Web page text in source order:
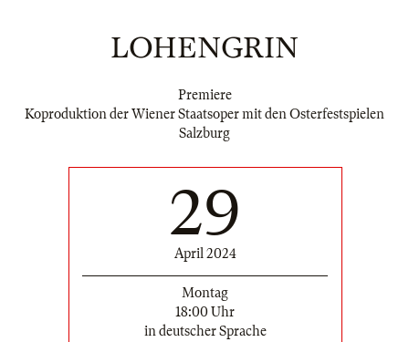
LOHENGRIN
Premiere
Koproduktion der Wiener Staatsoper mit den Osterfestspielen
Salzburg
29
April 2024
Montag
18:00 Uhr
in deutscher Sprache